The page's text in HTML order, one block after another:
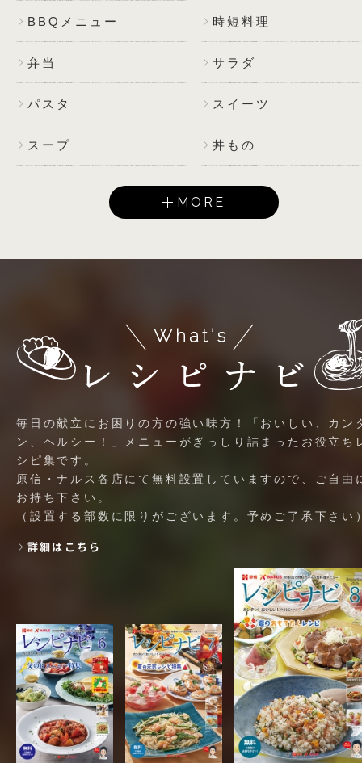
BBQメニュー 時短料理
弁当 サラダ
パスタ スイーツ
スープ 丼もの
MORE
毎日の献立にお困りの方の強い味方！「おいしい、カン
ン、ヘルシー！」メニューがぎっしり詰まったお役立ち
シピ集です。
原信・ナルス各店にて無料設置していますので、ご自由
お持ち下さい。
（設置する部数に限りがございます。予めご了承下さい
詳細はこちら